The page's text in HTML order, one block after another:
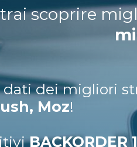
scoprire
dei migliori
Moz!
BACKORDER